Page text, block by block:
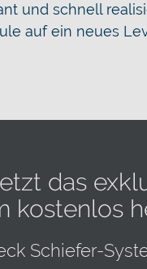
und schnell
auf ein neues
das
kostenlos
Schiefer-